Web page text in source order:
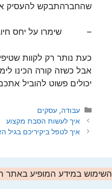
שהחברהתבקש להעסיק
– שימרו על יחס
כעת נותר רק לקוות
אבל כשזה קורה הכינו
יכולים פשוט להוביל
קטגוריות
עבודה,עסקים
איך לעשות הסבת מקצוע
איך לטפל ביקיריכם בגיל
השימוש במידע המופיע באתר